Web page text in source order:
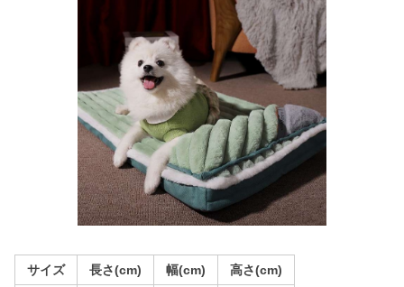
サイズ 長さ(cm) 幅(cm) 高さ(cm)